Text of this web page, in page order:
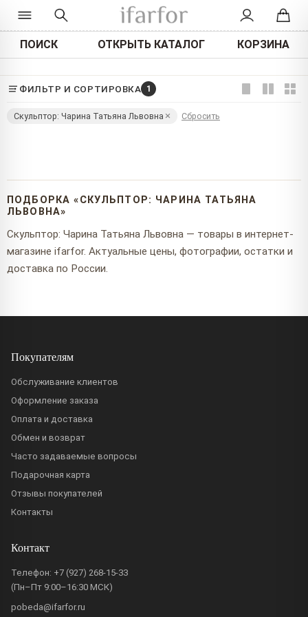
ПОИСК ОТКРЫТЬ КАТАЛОГ КОРЗИНА
ФИЛЬТР И СОРТИРОВКА 1
Скульптор: Чарина Татьяна Львовна Сбросить
ПОДБОРКА «СКУЛЬПТОР: ЧАРИНА ТАТЬЯНА
ЛЬВОВНА»
Скульптор: Чарина Татьяна Львовна — товары в интернет-
магазине ifarfor. Актуальные цены, фотографии, остатки и
доставка по России.
Покупателям
Обслуживание клиентов
Оформление заказа
Оплата и доставка
Обмен и возврат
Часто задаваемые вопросы
Подарочная карта
Отзывы покупателей
Контакты
Контакт
Телефон: +7 (927) 268-15-33
(Пн–Пт 9:00–16:30 МСК)
pobeda@ifarfor.ru